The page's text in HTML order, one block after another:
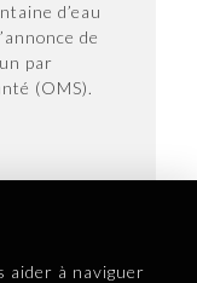
aider à naviguer
d’eau
de
par
(OMS).